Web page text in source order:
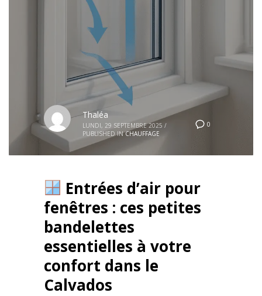
0
Thaléa
LUNDI, 29 SEPTEMBRE 2025 /
PUBLISHED IN CHAUFFAGE
Entrées d’air pour
fenêtres : ces petites
bandelettes
essentielles à votre
confort dans le
Calvados